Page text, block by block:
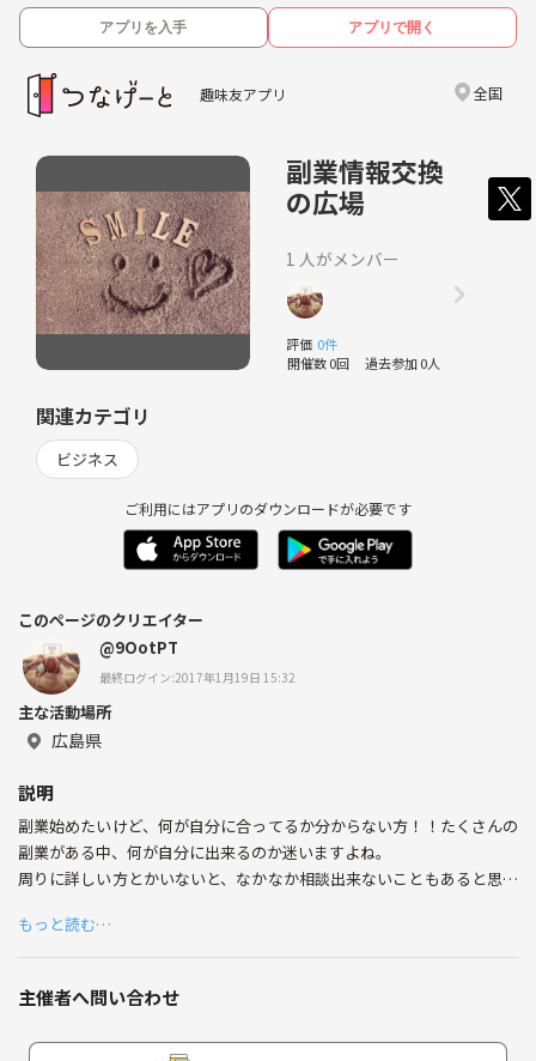
アプリを入手 アプリで開く
趣味友アプリ 全国
副業情報交換
の広場
1 人がメンバー
評価 0件
開催数 0回 過去参加 0人
関連カテゴリ
ビジネス
ご利用にはアプリのダウンロードが必要です
このページのクリエイター
@9OotPT
最終ログイン:2017年1月19日 15:32
主な活動場所
広島県
説明
副業始めたいけど、何が自分に合ってるか分からない方！！たくさんの
副業がある中、何が自分に出来るのか迷いますよね。
周りに詳しい方とかいないと、なかなか相談出来ないこともあると思い
(((o(*ﾟ▽ﾟ*)o)))
MLM、アフィリエイト、投資、仮想通貨、ACN…
本当にたくさんありますよね。
なので、副業に興味ある方、情報交換や相談したい方、自分の持ってい
もっと読む…
主催者へ問い合わせ